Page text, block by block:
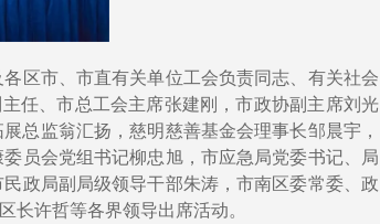
区市、市直有关单位工会负责同志、有关社会
任、市总工会主席张建刚，市政协副主席刘光
总监翁汇扬，慈明慈善基金会理事长邹晨宇，
员会党组书记柳忠旭，市应急局党委书记、局
政局副局级领导干部朱涛，市南区委常委、政
许哲等各界领导出席活动。